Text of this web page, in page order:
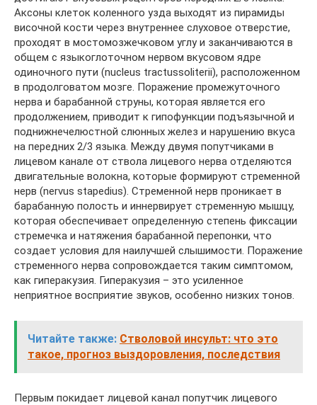
Аксоны клеток коленного узда выходят из пирамиды
височной кости через внутреннее слуховое отверстие,
проходят в мостомозжечковом углу и заканчиваются в
общем с языкоглоточном нервом вкусовом ядре
одиночного пути (nucleus tractussoliterii), расположенном
в продолговатом мозге. Поражение промежуточного
нерва и барабанной струны, которая является его
продолжением, приводит к гипофункции подъязычной и
поднижнечелюстной слюнных желез и нарушению вкуса
на передних 2/3 языка. Между двумя попутчиками в
лицевом канале от ствола лицевого нерва отделяются
двигательные волокна, которые формируют стременной
нерв (nervus stapedius). Стременной нерв проникает в
барабанную полость и иннервирует стременную мышцу,
которая обеспечивает определенную степень фиксации
стремечка и натяжения барабанной перепонки, что
создает условия для наилучшей слышимости. Поражение
стременного нерва сопровождается таким симптомом,
как гиперакузия. Гиперакузия – это усиленное
неприятное восприятие звуков, особенно низких тонов.
Читайте также: Стволовой инсульт: что это
такое, прогноз выздоровления, последствия
Первым покидает лицевой канал попутчик лицевого